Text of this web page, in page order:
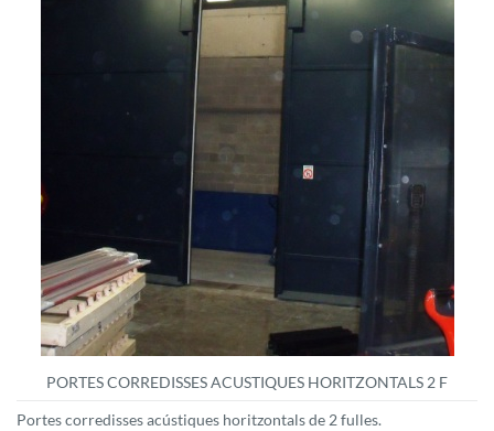
PORTES CORREDISSES ACUSTIQUES HORITZONTALS 2 F
Portes corredisses acústiques horitzontals de 2 fulles.